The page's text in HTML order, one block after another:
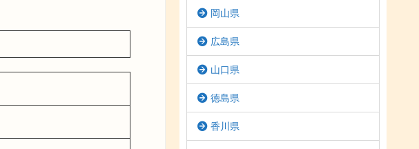
岡山県
広島県
山口県
徳島県
香川県